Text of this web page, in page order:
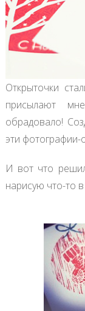
Открыточки
присылают
обрадовало!
эти фотографии-
И вот что
нарисую что-то